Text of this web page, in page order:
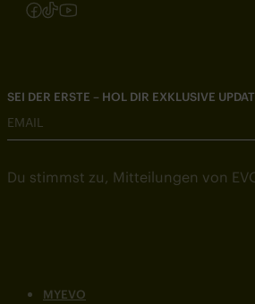
Folgen Sie uns auf Instagram
Folgen Sie uns auf Facebook
Folgen Sie uns auf TikTok
Folgen Sie uns auf YouTube
MYEVO
SEI DER ERSTE – HOL DIR EXKLUSIVE
EMAIL
Du stimmst zu, Mitteilungen von